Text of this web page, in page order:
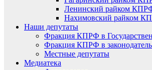
Ленинский райком
Нахимовский райком
Наши депутаты
Фракция КПРФ в
Фракция КПРФ в
Местные депутаты
Медиатека